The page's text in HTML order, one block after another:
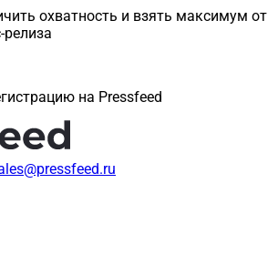
охватность и взять максимум от
релиза
на Pressfeed